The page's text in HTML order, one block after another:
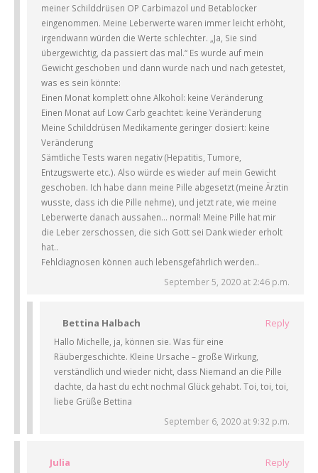
meiner Schilddrüsen OP Carbimazol und Betablocker
eingenommen. Meine Leberwerte waren immer leicht erhöht,
irgendwann würden die Werte schlechter. „Ja, Sie sind
übergewichtig, da passiert das mal.“ Es wurde auf mein
Gewicht geschoben und dann wurde nach und nach getestet,
was es sein könnte:
Einen Monat komplett ohne Alkohol: keine Veränderung
Einen Monat auf Low Carb geachtet: keine Veränderung
Meine Schilddrüsen Medikamente geringer dosiert: keine
Veränderung
Sämtliche Tests waren negativ (Hepatitis, Tumore,
Entzugswerte etc.). Also würde es wieder auf mein Gewicht
geschoben. Ich habe dann meine Pille abgesetzt (meine Ärztin
wusste, dass ich die Pille nehme), und jetzt rate, wie meine
Leberwerte danach aussahen… normal! Meine Pille hat mir
die Leber zerschossen, die sich Gott sei Dank wieder erholt
hat..
Fehldiagnosen können auch lebensgefährlich werden..
September 5, 2020 at 2:46 p.m.
Bettina Halbach Reply
Hallo Michelle, ja, können sie. Was für eine
Räubergeschichte. Kleine Ursache – große Wirkung,
verständlich und wieder nicht, dass Niemand an die Pille
dachte, da hast du echt nochmal Glück gehabt. Toi, toi, toi,
liebe Grüße Bettina
September 6, 2020 at 9:32 p.m.
Julia Reply